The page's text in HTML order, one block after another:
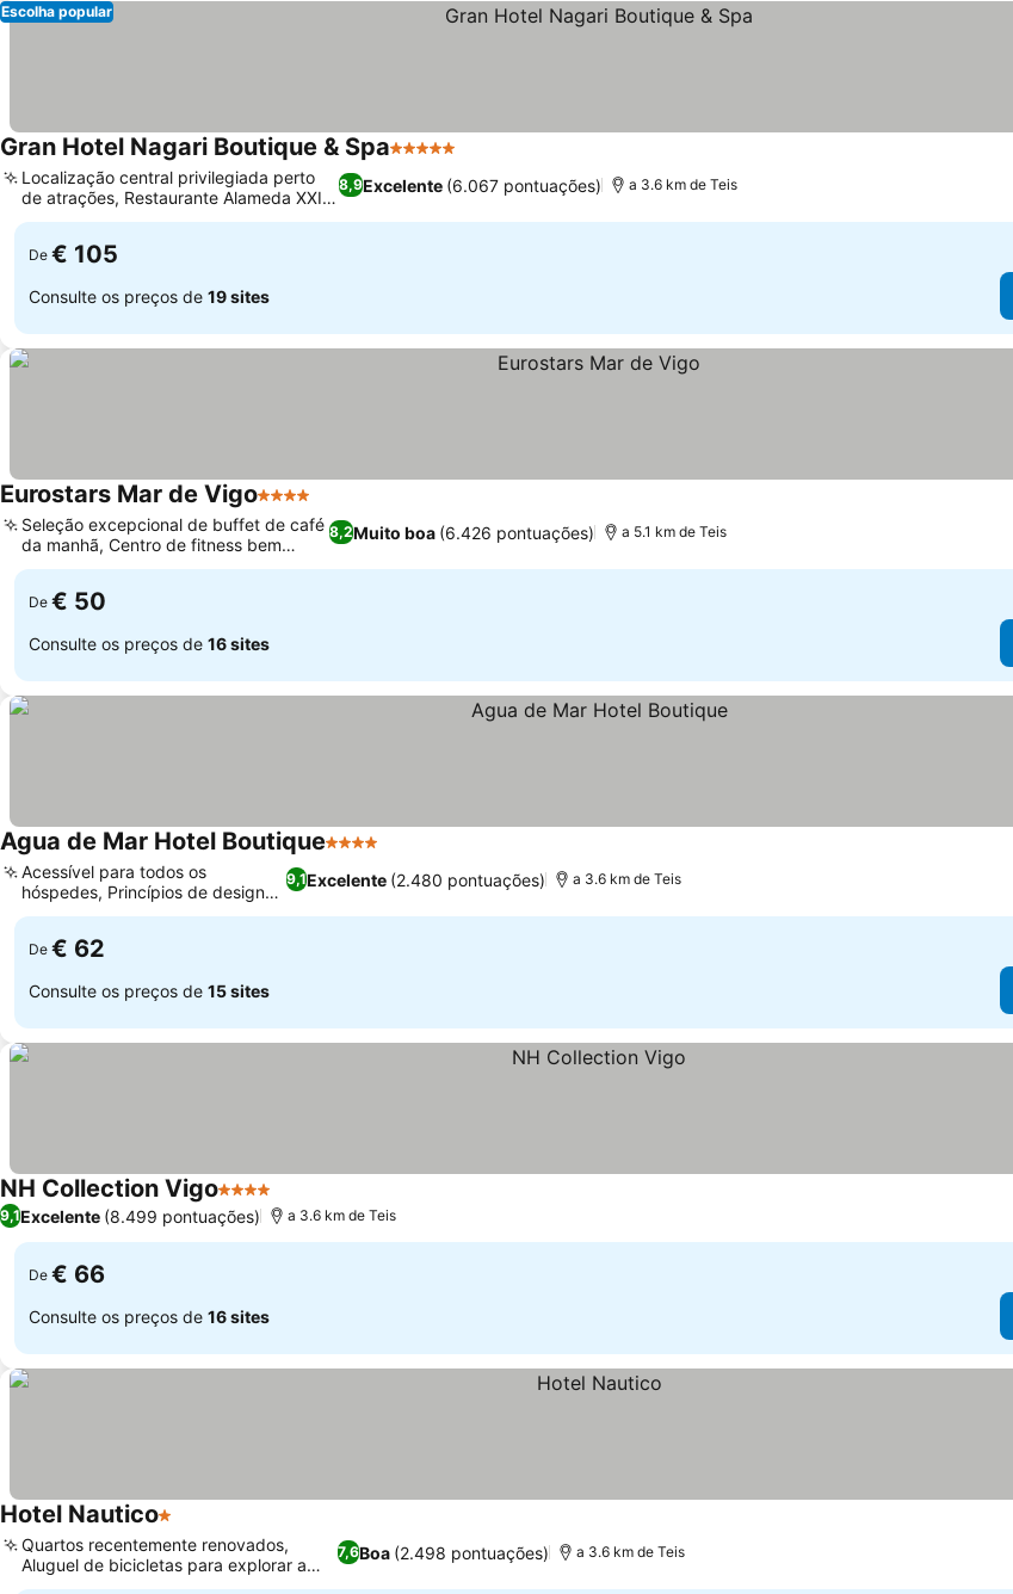
Escolha popular
Gran Hotel Nagari Boutique & Spa5 Estrelas
8,9Excelente (6.067 pontuações)
Localização central privilegiada perto
de atrações, Restaurante Alameda XXI
premiado
a 3.6 km de Teis
De € 105
Consulte os preços de 19 sites
Eurostars Mar de Vigo4 Estrelas
8,2Muito boa (6.426 pontuações)
Seleção excepcional de buffet de café
da manhã, Centro de fitness bem
equipado
a 5.1 km de Teis
De € 50
Consulte os preços de 16 sites
Agua de Mar Hotel Boutique4 Estrelas
9,1Excelente (2.480 pontuações)
Acessível para todos os
hóspedes, Princípios de design
Feng Shui
a 3.6 km de Teis
De € 62
Consulte os preços de 15 sites
NH Collection Vigo4 EstrelasVer preços
9,1Excelente (8.499 pontuações) a 3.6 km de Teis
De € 66
Consulte os preços de 16 sites
Hotel Nautico1 Estrelas
7,6Boa (2.498 pontuações)
Quartos recentemente renovados,
Aluguel de bicicletas para explorar a
cidade
a 3.6 km de Teis